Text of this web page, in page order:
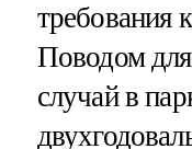
требования
Поводом
случай в